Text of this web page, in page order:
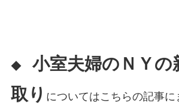
◆ 小室夫婦のＮＹの
取り についてはこちらの記事